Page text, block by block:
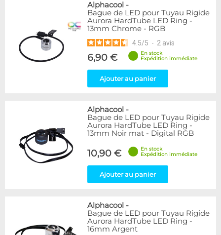
15
3
Mayhems
12
Monsoon
3
Tygon
XSPC
7
9
15
Plexi
5
Rouge
Transparent
40
Vert
Disponibilité / Promotions
Articles en promotions
Appliquer
Alphacool -
Bague de LED pour Tuyau Rigide
Aurora HardTube LED Ring -
13mm Chrome - RGB
4.5/5 - 2 avis
6,90 €
En stock
Expédition immédiate
Ajouter au panier
Alphacool -
Bague de LED pour Tuyau Rigide
Aurora HardTube LED Ring -
13mm Noir mat - Digital RGB
10,90 €
En stock
Expédition immédiate
Ajouter au panier
Alphacool -
Bague de LED pour Tuyau Rigide
Aurora HardTube LED Ring -
16mm Argent